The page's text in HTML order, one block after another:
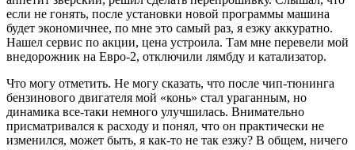
если не гонять, после установки новой программы машина
будет экономичнее, по мне это самый раз, я езжу аккуратно.
Нашел сервис по акции, цена устроила. Там мне перевели мой
внедорожник на Евро-2, отключили лямбду и катализатор.
Что могу отметить. Не могу сказать, что после чип-тюнинга
бензинового двигателя мой «конь» стал ураганным, но
динамика все-таки немного улучшилась. Внимательно
присматривался к расходу и понял, что он практически не
изменился, может быть, я как-то не так езжу? В общем, ничего